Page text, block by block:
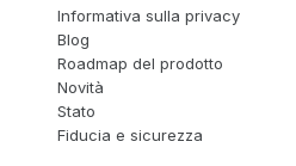
Informativa sulla privacy
Blog
Roadmap del prodotto
Novità
Stato
Fiducia e sicurezza